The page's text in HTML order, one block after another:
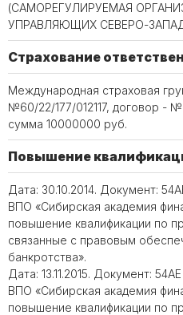
(САМОРЕГУЛИРУЕМАЯ
УПРАВЛЯЮЩИХ СЕВЕРО-
Страхование
Международная страховая
№60/22/177/012117, договор -
сумма 10000000 руб.
Повышение
Дата: 30.10.2014. Документ:
ВПО «Сибирская академия
повышение квалификации по
связанные с правовым
банкротства».
Дата: 13.11.2015. Документ:
ВПО «Сибирская академия
повышение квалификации по